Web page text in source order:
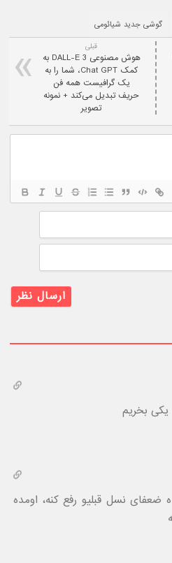
گوشی جدید شیائومی
قبلی
هوش مصنوعی DALL-E 3 به
کمک Chat GPT، شما را به
یک گرافیست همه فن
حریف تبدیل می‌کند + نمونه
تصویر
نام
ایمیل
بخریم
ضعفای نسل قبلیو رفع کنه، اومده